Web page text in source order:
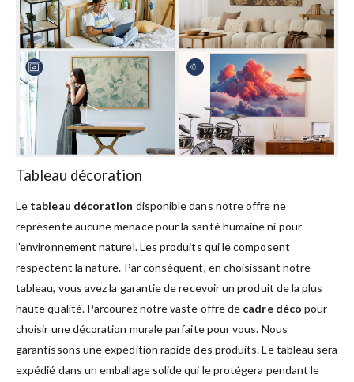
Tableau décoration
Le tableau décoration disponible dans notre offre ne
représente aucune menace pour la santé humaine ni pour
l’environnement naturel. Les produits qui le composent
respectent la nature. Par conséquent, en choisissant notre
tableau, vous avez la garantie de recevoir un produit de la plus
haute qualité. Parcourez notre vaste offre de cadre déco pour
choisir une décoration murale parfaite pour vous. Nous
garantissons une expédition rapide des produits. Le tableau sera
expédié dans un emballage solide qui le protégera pendant le